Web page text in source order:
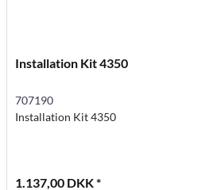
Installation Kit 4350
707190
Installation Kit 4350
1.137,00 DKK *